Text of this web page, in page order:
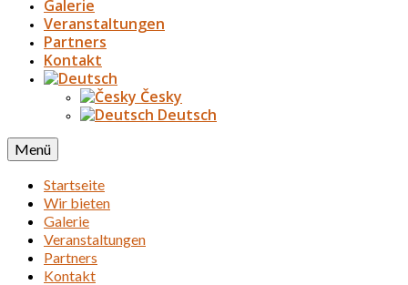
Galerie
Veranstaltungen
Partners
Kontakt
Česky
Deutsch
Menü
Startseite
Wir bieten
Galerie
Veranstaltungen
Partners
Kontakt